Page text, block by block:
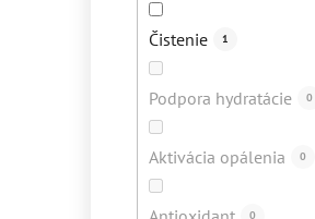
Popraskané päty
Lupiny
Akné
Suchá koža
Čistenie 1
Podpora hydratácie 0
Aktivácia opálenia 0
0